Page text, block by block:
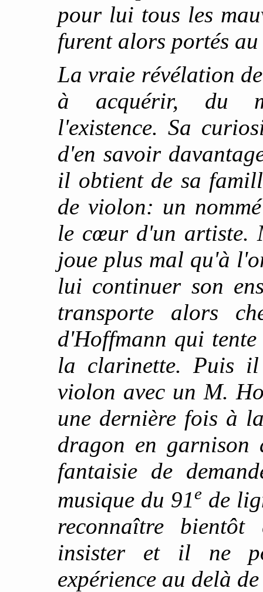
pour lui tous les
furent alors portés
La vraie révélation
à acquérir, du
l'existence. Sa
d'en savoir
il obtient de sa
de violon: un
le cœur d'un artiste.
joue plus mal qu'à
lui continuer son
transporte alors
d'Hoffmann qui
la clarinette. Puis il
violon avec un M.
une dernière fois à
dragon en
fantaisie de
musique du 91e de
reconnaître
insister et il ne
expérience au delà